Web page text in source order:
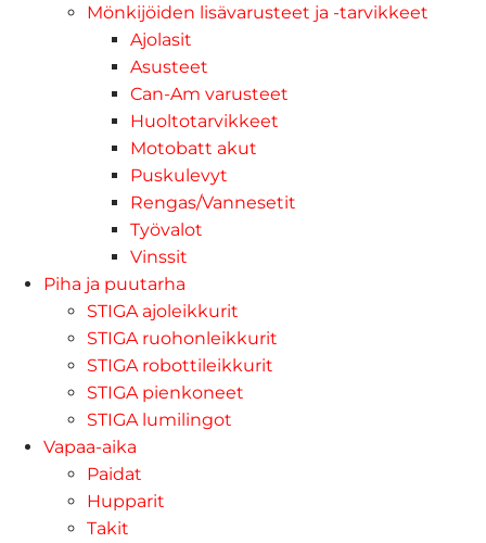
Mönkijöiden lisävarusteet ja -tarvikkeet
Ajolasit
Asusteet
Can-Am varusteet
Huoltotarvikkeet
Motobatt akut
Puskulevyt
Rengas/Vannesetit
Työvalot
Vinssit
Piha ja puutarha
STIGA ajoleikkurit
STIGA ruohonleikkurit
STIGA robottileikkurit
STIGA pienkoneet
STIGA lumilingot
Vapaa-aika
Paidat
Hupparit
Takit